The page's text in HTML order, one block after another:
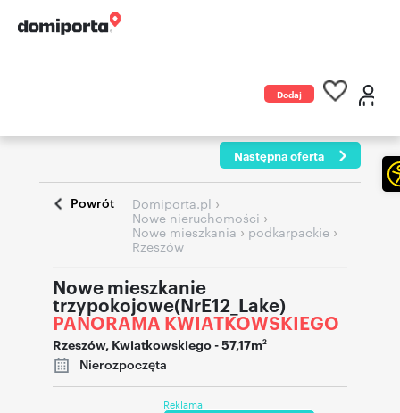
Dodaj
Następna oferta
Powrót Domiporta.pl ›
Nowe nieruchomości ›
Nowe mieszkania › podkarpackie ›
Rzeszów
Nowe mieszkanie
trzypokojowe(NrE12_Lake)
PANORAMA KWIATKOWSKIEGO
Rzeszów, Kwiatkowskiego- 57,17m2
Nierozpoczęta
Reklama